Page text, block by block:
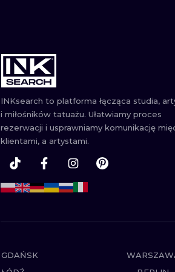
INKsearch to platforma łącząca studia,
i miłośników tatuażu. Ułatwiamy proces
rezerwacji i usprawniamy komunikację
klientami, a artystami.
GDAŃSK